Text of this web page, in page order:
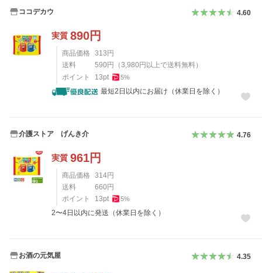
ココデカウ 4.60
実質 890円
商品価格 313円
送料
590円 （3,980円以上で送料無料）
ポイント
13pt 5%
最短2日以内にお届け（休業日を除く）
介護ストア げんき介 4.76
実質 961円
商品価格 314円
送料
660円
ポイント
13pt 5%
2〜4日以内に発送（休業日を除く）
お酒の元気屋 4.35